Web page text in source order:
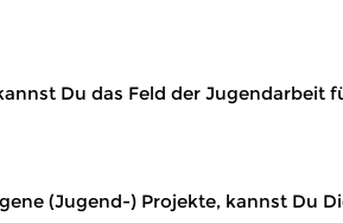
Du das Feld der Jugendarbeit
(Jugend-) Projekte, kannst Du